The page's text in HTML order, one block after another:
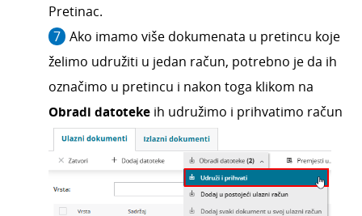
Pretinac.
Ako imamo više dokumenata u pretincu koje
želimo udružiti u jedan račun, potrebno je da ih
označimo u pretincu i nakon toga klikom na
Obradi datoteke ih udružimo i prihvatimo račun